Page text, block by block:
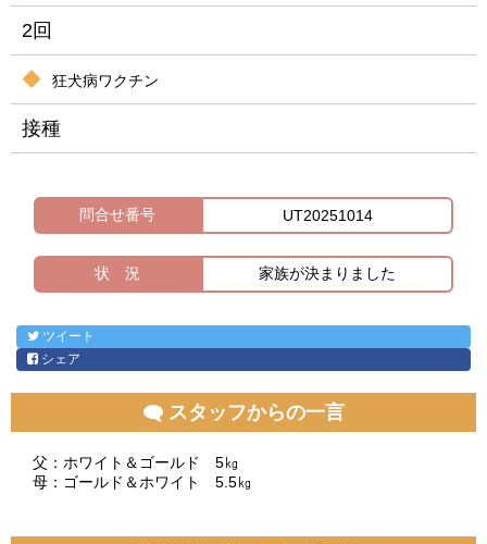
2回
狂犬病ワクチン
接種
問合せ番号 UT20251014
状 況 家族が決まりました
ツイート
シェア
スタッフからの一言
父：ホワイト＆ゴールド 5㎏
母：ゴールド＆ホワイト 5.5㎏